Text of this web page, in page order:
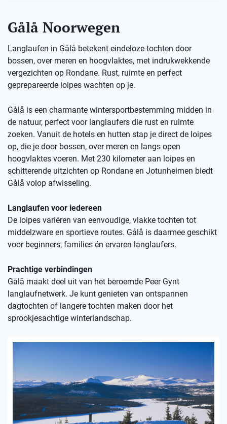
Gålå Noorwegen
Langlaufen in Gålå betekent eindeloze tochten door
bossen, over meren en hoogvlaktes, met indrukwekkende
vergezichten op Rondane. Rust, ruimte en perfect
geprepareerde loipes wachten op je.
Gålå is een charmante wintersportbestemming midden in
de natuur, perfect voor langlaufers die rust en ruimte
zoeken. Vanuit de hotels en hutten stap je direct de loipes
op, die je door bossen, over meren en langs open
hoogvlaktes voeren. Met 230 kilometer aan loipes en
schitterende uitzichten op Rondane en Jotunheimen biedt
Gålå volop afwisseling.
Langlaufen voor iedereen
De loipes variëren van eenvoudige, vlakke tochten tot
middelzware en sportieve routes. Gålå is daarmee geschikt
voor beginners, families én ervaren langlaufers.
Prachtige verbindingen
Gålå maakt deel uit van het beroemde Peer Gynt
langlaufnetwerk. Je kunt genieten van ontspannen
dagtochten of langere tochten maken door het
sprookjesachtige winterlandschap.